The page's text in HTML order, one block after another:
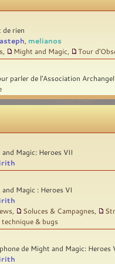
de rien
melianos
Might and Magic Tour
parler de l'Association
Magic: Heroes VII
Magic : Heroes VI
Soluces & Campagnes
& bugs
de Might and Magic: Heroes